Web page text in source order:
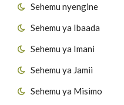
Sehemu nyengine
Sehemu ya Ibaada
Sehemu ya Imani
Sehemu ya Jamii
Sehemu ya Misimo